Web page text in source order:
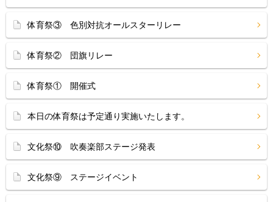
体育祭③ 色別対抗オールスターリレー
体育祭② 団旗リレー
体育祭① 開催式
本日の体育祭は予定通り実施いたします。
文化祭⑩ 吹奏楽部ステージ発表
文化祭⑨ ステージイベント